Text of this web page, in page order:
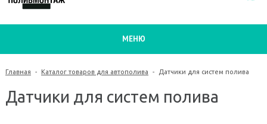
МЕНЮ
Главная - Каталог товаров для автополива - Датчики для систем полива
Датчики для систем полива